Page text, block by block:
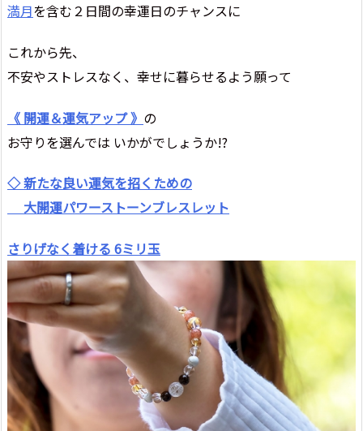
満月を含む２日間の幸運日のチャンスに
これから先、
不安やストレスなく、幸せに暮らせるよう願って
《 開運＆運気アップ 》 の
お守りを選んでは いかがでしょうか!?
◇ 新たな良い運気を招くための
大開運パワーストーンブレスレット
さりげなく着ける 6ミリ玉